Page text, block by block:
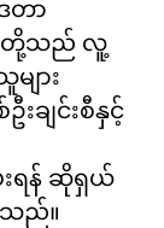
တာ
းတို့သည် လူ့
ျား
ချင်းစီနှင့်
းရန် ဆိုရှယ်
သည်။